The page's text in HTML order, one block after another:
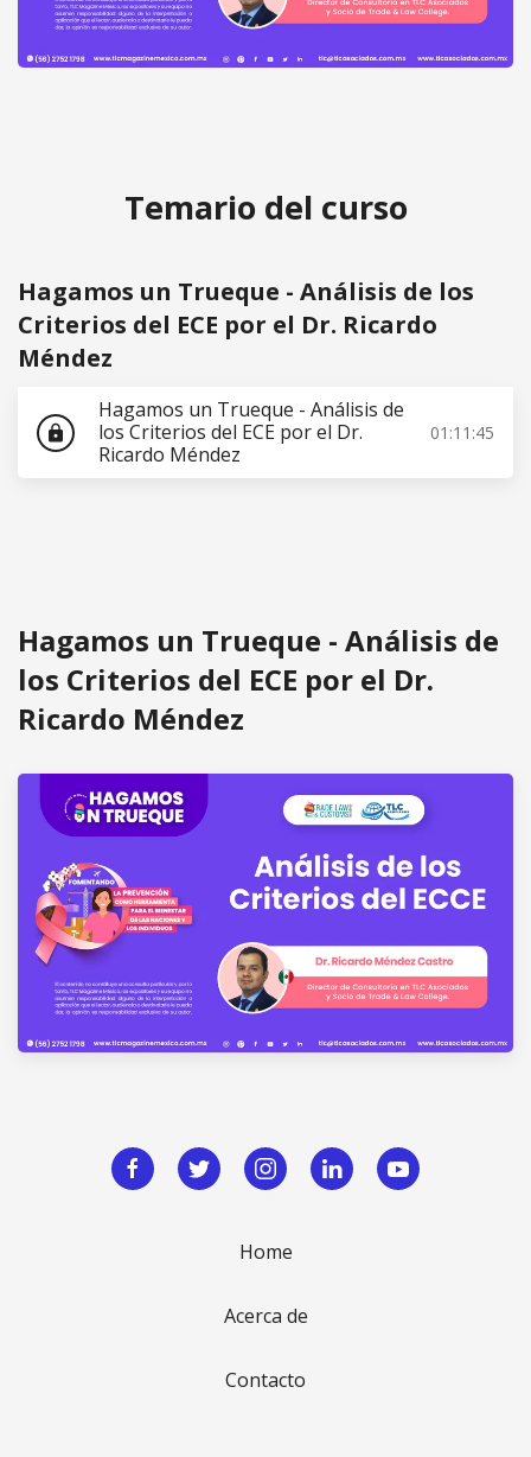
Temario del curso
Hagamos un Trueque - Análisis de los
Criterios del ECE por el Dr. Ricardo
Méndez
lock
Hagamos un Trueque - Análisis de
los Criterios del ECE por el Dr.
Ricardo Méndez
01:11:45
Hagamos un Trueque - Análisis de
los Criterios del ECE por el Dr.
Ricardo Méndez
Home
Acerca de
Contacto